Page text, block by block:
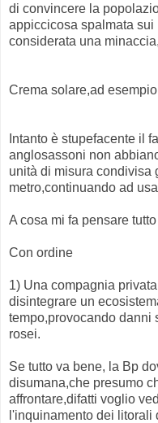
di convincere la
appiccicosa spalmata
considerata una
Crema solare,ad
Intanto è stupefacente il
anglosassoni non
unità di misura condivisa
metro,continuando ad
A cosa mi fa pensare
Con ordine
1) Una compagnia
disintegrare un
tempo,provocando danni
rosei.
Se tutto va bene, la Bp
disumana,che presumo
affrontare,difatti voglio
l'inquinamento dei litorali